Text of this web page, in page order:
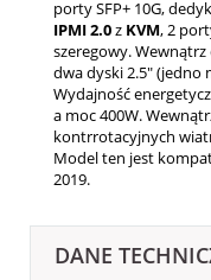
porty SFP+ 10G,
IPMI2.0z KVM, 2
szeregowy.
dwa dyski 2.5" (jedno
Wydajność
a moc 400W.
kontrrotacyjnych
Model ten jest
2019.
DANE